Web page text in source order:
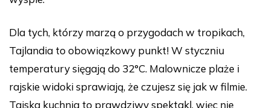
Dla tych, którzy marzą o przygodach w tropikach,
Tajlandia to obowiązkowy punkt! W styczniu
temperatury sięgają do 32°C. Malownicze plaże i
rajskie widoki sprawiają, że czujesz się jak w filmie.
Tajska kuchnia to prawdziwy spektakl, więc nie